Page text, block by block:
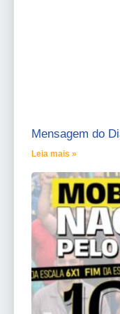
Mensagem do
Leia mais »